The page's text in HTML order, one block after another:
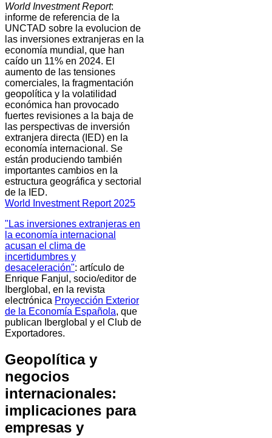
World Investment Report:
informe de referencia de la
UNCTAD sobre la evolucion de
las inversiones extranjeras en la
economía mundial, que han
caído un 11% en 2024. El
aumento de las tensiones
comerciales, la fragmentación
geopolítica y la volatilidad
económica han provocado
fuertes revisiones a la baja de
las perspectivas de inversión
extranjera directa (IED) en la
economía internacional. Se
están produciendo también
importantes cambios en la
estructura geográfica y sectorial
de la IED.
World Investment Report 2025
"Las inversiones extranjeras en
la economía internacional
acusan el clima de
incertidumbres y
desaceleración": artículo de
Enrique Fanjul, socio/editor de
Iberglobal, en la revista
electrónica Proyección Exterior
de la Economía Española, que
publican Iberglobal y el Club de
Exportadores.
Geopolítica y
negocios
internacionales:
implicaciones para
empresas y